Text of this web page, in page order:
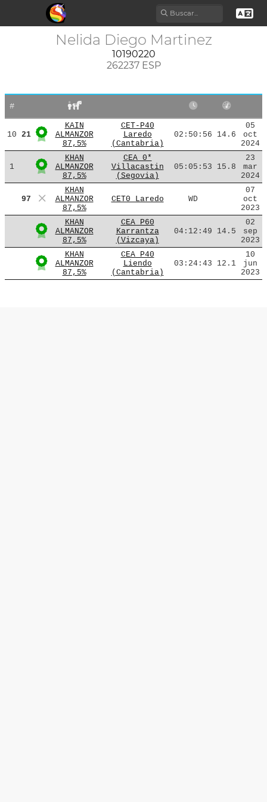
Nelida Diego Martinez
10190220
262237 ESP
#
10 21
KAIN
ALMANZOR
87,5%
CET-P40
Laredo
(Cantabria)
02:50:56 14.6
05
oct
2024
1
KHAN
ALMANZOR
87,5%
CEA 0*
Villacastin
(Segovia)
05:05:53 15.8
23
mar
2024
97
KHAN
ALMANZOR
87,5%
CET0 Laredo WD
07
oct
2023
KHAN
ALMANZOR
87,5%
CEA P60
Karrantza
(Vizcaya)
04:12:49 14.5
02
sep
2023
KHAN
ALMANZOR
87,5%
CEA P40
Liendo
(Cantabria)
03:24:43 12.1
10
jun
2023